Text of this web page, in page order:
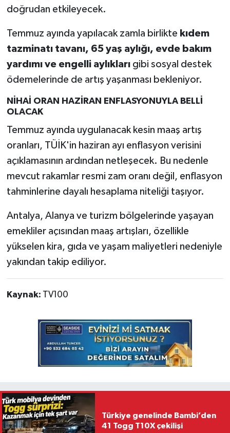
doğrudan etkileyecek.
Temmuz ayında yapılacak zamla birlikte kıdem
tazminatı tavanı, 65 yaş aylığı, evde bakım
yardımı ve engelli aylıklarıgibi sosyal destek
ödemelerinde de artış yaşanması bekleniyor.
NİHAİ ORAN HAZİRAN ENFLASYONUYLA BELLİ
OLACAK
Temmuz ayında uygulanacak kesin maaş artış
oranları, TÜİK'in haziran ayı enflasyon verisini
açıklamasının ardından netleşecek. Bu nedenle
mevcut rakamlar resmi zam oranı değil, enflasyon
tahminlerine dayalı hesaplama niteliği taşıyor.
Antalya, Alanya ve turizm bölgelerinde yaşayan
emekliler açısından maaş artışları, özellikle
yükselen kira, gıda ve yaşam maliyetleri nedeniyle
yakından takip ediliyor.
Kaynak: TV100
Türkiye genelinde Bambi’den
41 Togg T10X çekilişi